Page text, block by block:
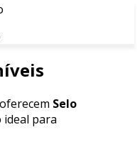
Selo
ideal para